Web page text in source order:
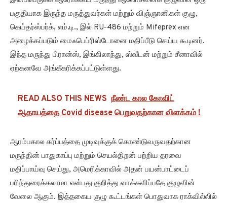
பகுதியாக இருந்த மருத்துவர்கள் மற்றும் விஞ்ஞானிகள் குழு,
கெய்தர்ஸ்பர்க், எம்.டி., இல் RU-486 மற்றும் Mifeprex என
அழைக்கப்படும் மைஃபெப்ரிஸ்டோனை மதிப்பீடு செய்ய கூடினர்.
இந்த மருந்து பிரான்ஸ், இங்கிலாந்து, ஸ்வீடன் மற்றும் சீனாவில்
ஏற்கனவே அங்கீகரிக்கப்பட்டுள்ளது.
READ ALSO THIS NEWS நீண்ட கால கோவிட்
ஆதாயத்தை Covid disease பெறுவதற்கான விளக்கம் !
ஆரம்பகால கர்ப்பத்தை முடிவுக்குக் கொண்டுவருவதற்கான
மருந்தின் பாதுகாப்பு மற்றும் செயல்திறன் பற்றிய தரவை
மதிப்பாய்வு செய்து, அமெரிக்காவில் அதன் பயன்பாட்டைப்
பரிந்துரைக்கலாமா என்பது குறித்து வாக்களிப்பதே குழுவின்
வேலை ஆகும். இத்தகைய குழு கூட்டங்கள் பொதுவாக ராக்வில்லில்